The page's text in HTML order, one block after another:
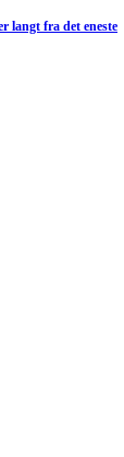
langt fra det eneste